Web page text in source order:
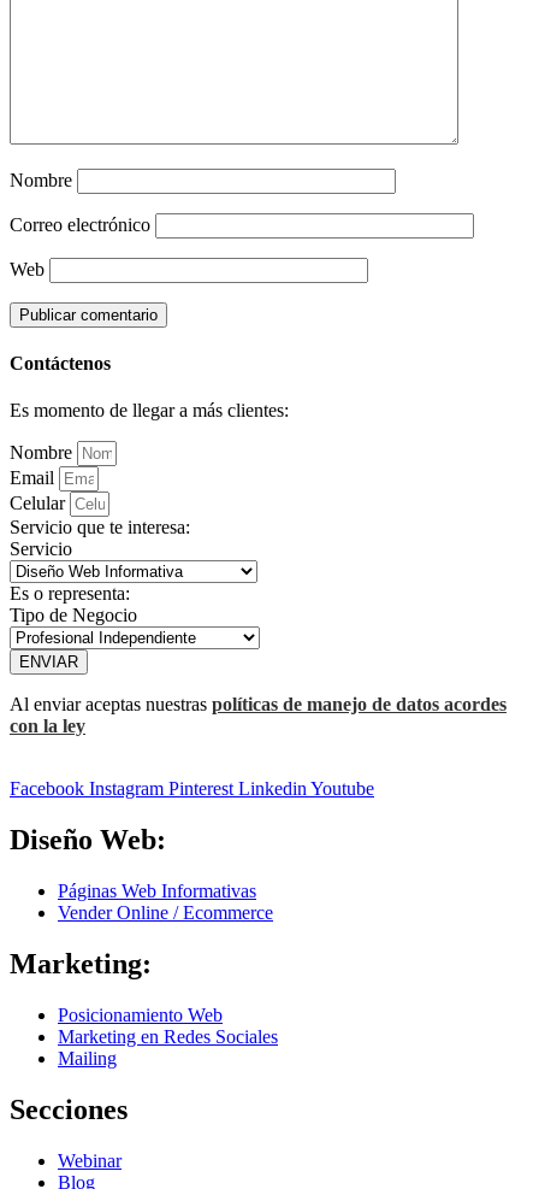
Nombre
Correo electrónico
Web
Contáctenos
Es momento de llegar a más clientes:
Nombre
Email
Celular
Servicio que te interesa:
Servicio
Es o representa:
Tipo de Negocio
ENVIAR
Al enviar aceptas nuestras políticas de manejo de datos acordes
con la ley
Facebook Instagram Pinterest Linkedin Youtube
Diseño Web:
Páginas Web Informativas
Vender Online / Ecommerce
Marketing:
Posicionamiento Web
Marketing en Redes Sociales
Mailing
Secciones
Webinar
Blog